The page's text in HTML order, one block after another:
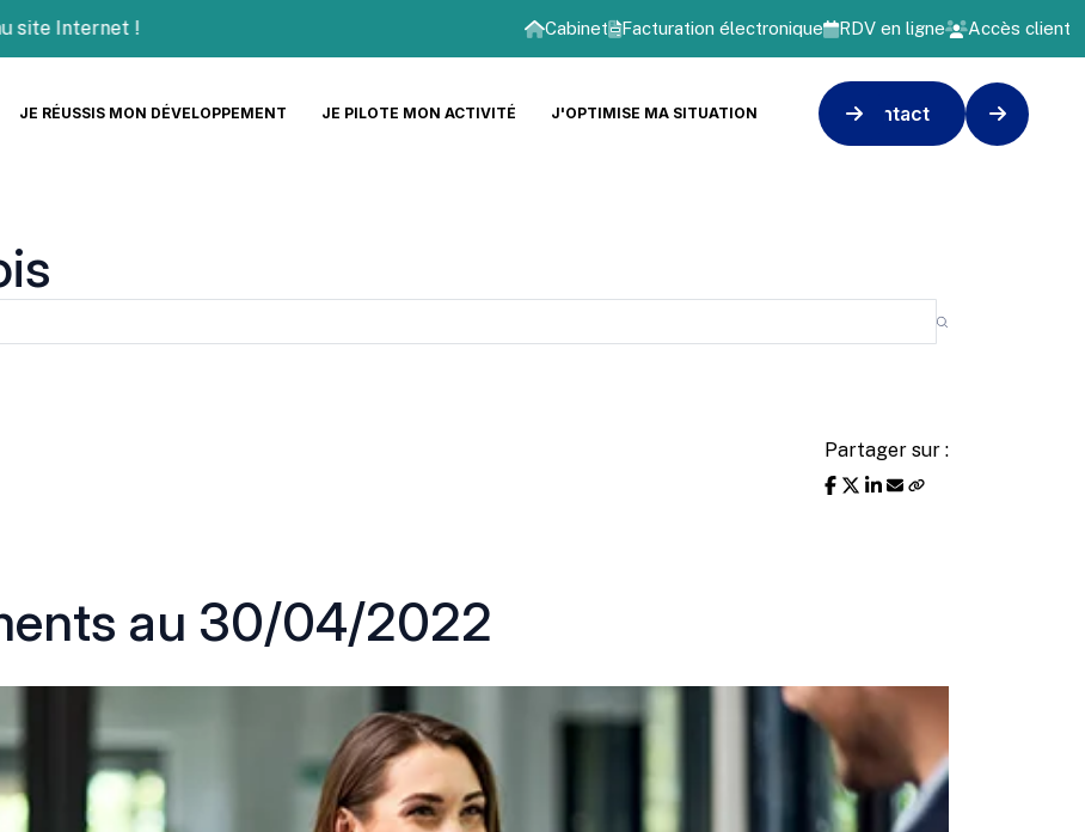
Internet ! Cabinet Facturation électronique RDV en ligne Accès client
JE RÉUSSIS MON DÉVELOPPEMENT JE PILOTE MON ACTIVITÉ J'OPTIMISE MA SITUATION Contact
Partager sur :
au 30/04/2022